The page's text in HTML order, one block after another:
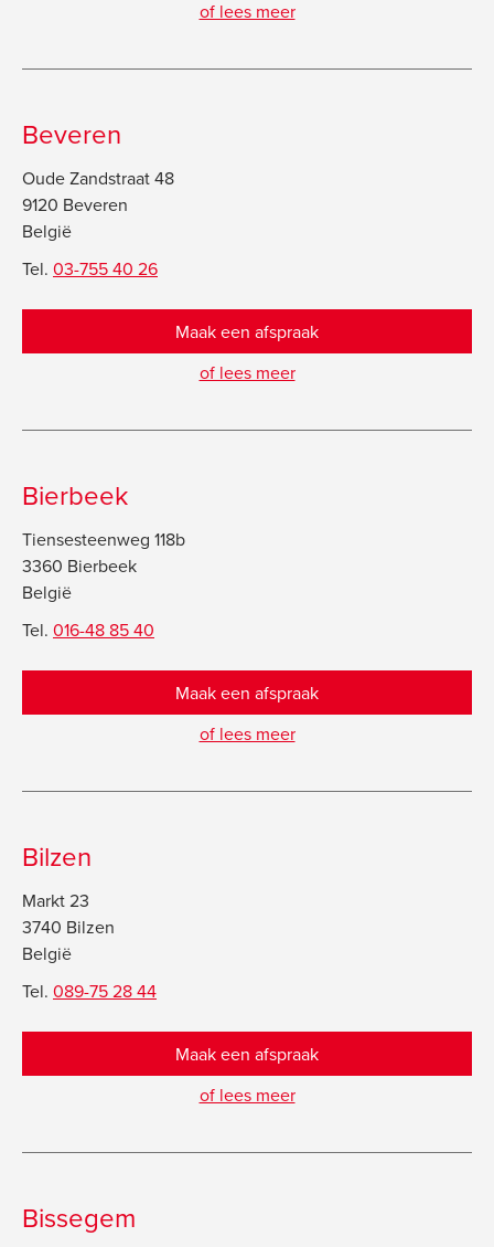
of lees meer
Beveren
Oude Zandstraat 48
9120 Beveren
België
Tel. 03-755 40 26
Maak een afspraak
of lees meer
Bierbeek
Tiensesteenweg 118b
3360 Bierbeek
België
Tel. 016-48 85 40
Maak een afspraak
of lees meer
Bilzen
Markt 23
3740 Bilzen
België
Tel. 089-75 28 44
Maak een afspraak
of lees meer
Bissegem